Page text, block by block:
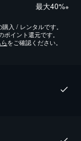
最⼤40%※
入 / レンタルです。
イント還元です。
をご確認ください。